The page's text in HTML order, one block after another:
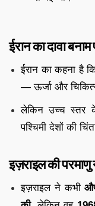
ईरान का दावा
ईरान का कहना है
— ऊर्जा और
लेकिन उच्च स्तर
पश्चिमी देशों की
इज़राइल की
इज़राइल ने कभी